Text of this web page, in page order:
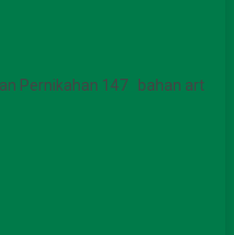
Pernikahan 147 bahan art